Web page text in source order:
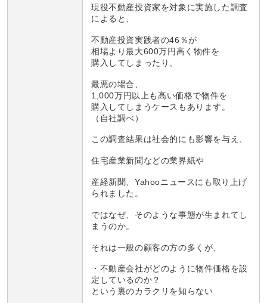
現役不動産投資家を対象に実施した調査
によると、
不動産投資実践者の46％が
相場より最大600万円高く物件を
購入してしまったり、
最悪の場合、
1,000万円以上も高い価格で物件を
購入してしまうケースもあります。
（自社調べ）
この調査結果は社会的にも影響を与え、
住宅産業新聞などの業界紙や
産経新聞、Yahooニュースにも取り上げ
られました。
ではなぜ、そのような事態が生まれてし
まうのか。
それは一般の顧客の方の多くが、
・不動産会社がどのように物件価格を設
定しているのか？
という裏のカラクリを知らない